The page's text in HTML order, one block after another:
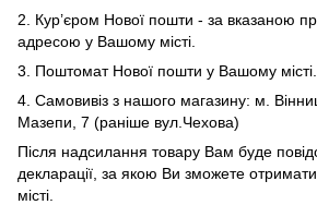
2. Кур’єром Нової пошти - за вказаною
адресою у Вашому місті.
3. Поштомат Нової пошти у Вашому місті.
4. Самовивіз з нашого магазину: м.
Мазепи, 7 (раніше вул.Чехова)
Після надсилання товару Вам буде
декларації, за якою Ви зможете
місті.